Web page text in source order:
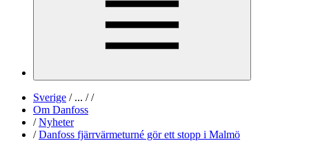
Sverige /... / /
Om Danfoss
/ Nyheter
/ Danfoss fjärrvärmeturné gör ett stopp i Malmö